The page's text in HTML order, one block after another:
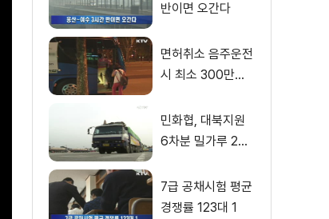
반이면 오간다
면허취소 음주운전
시 최소 300만원
민화협, 대북지원
6차분 밀가루 200
7급 공채시험 평균
경쟁률 123대 1